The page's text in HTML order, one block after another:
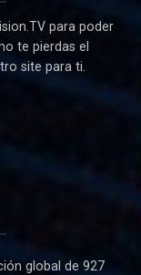
para poder
te pierdas el
site para ti.
global de 927